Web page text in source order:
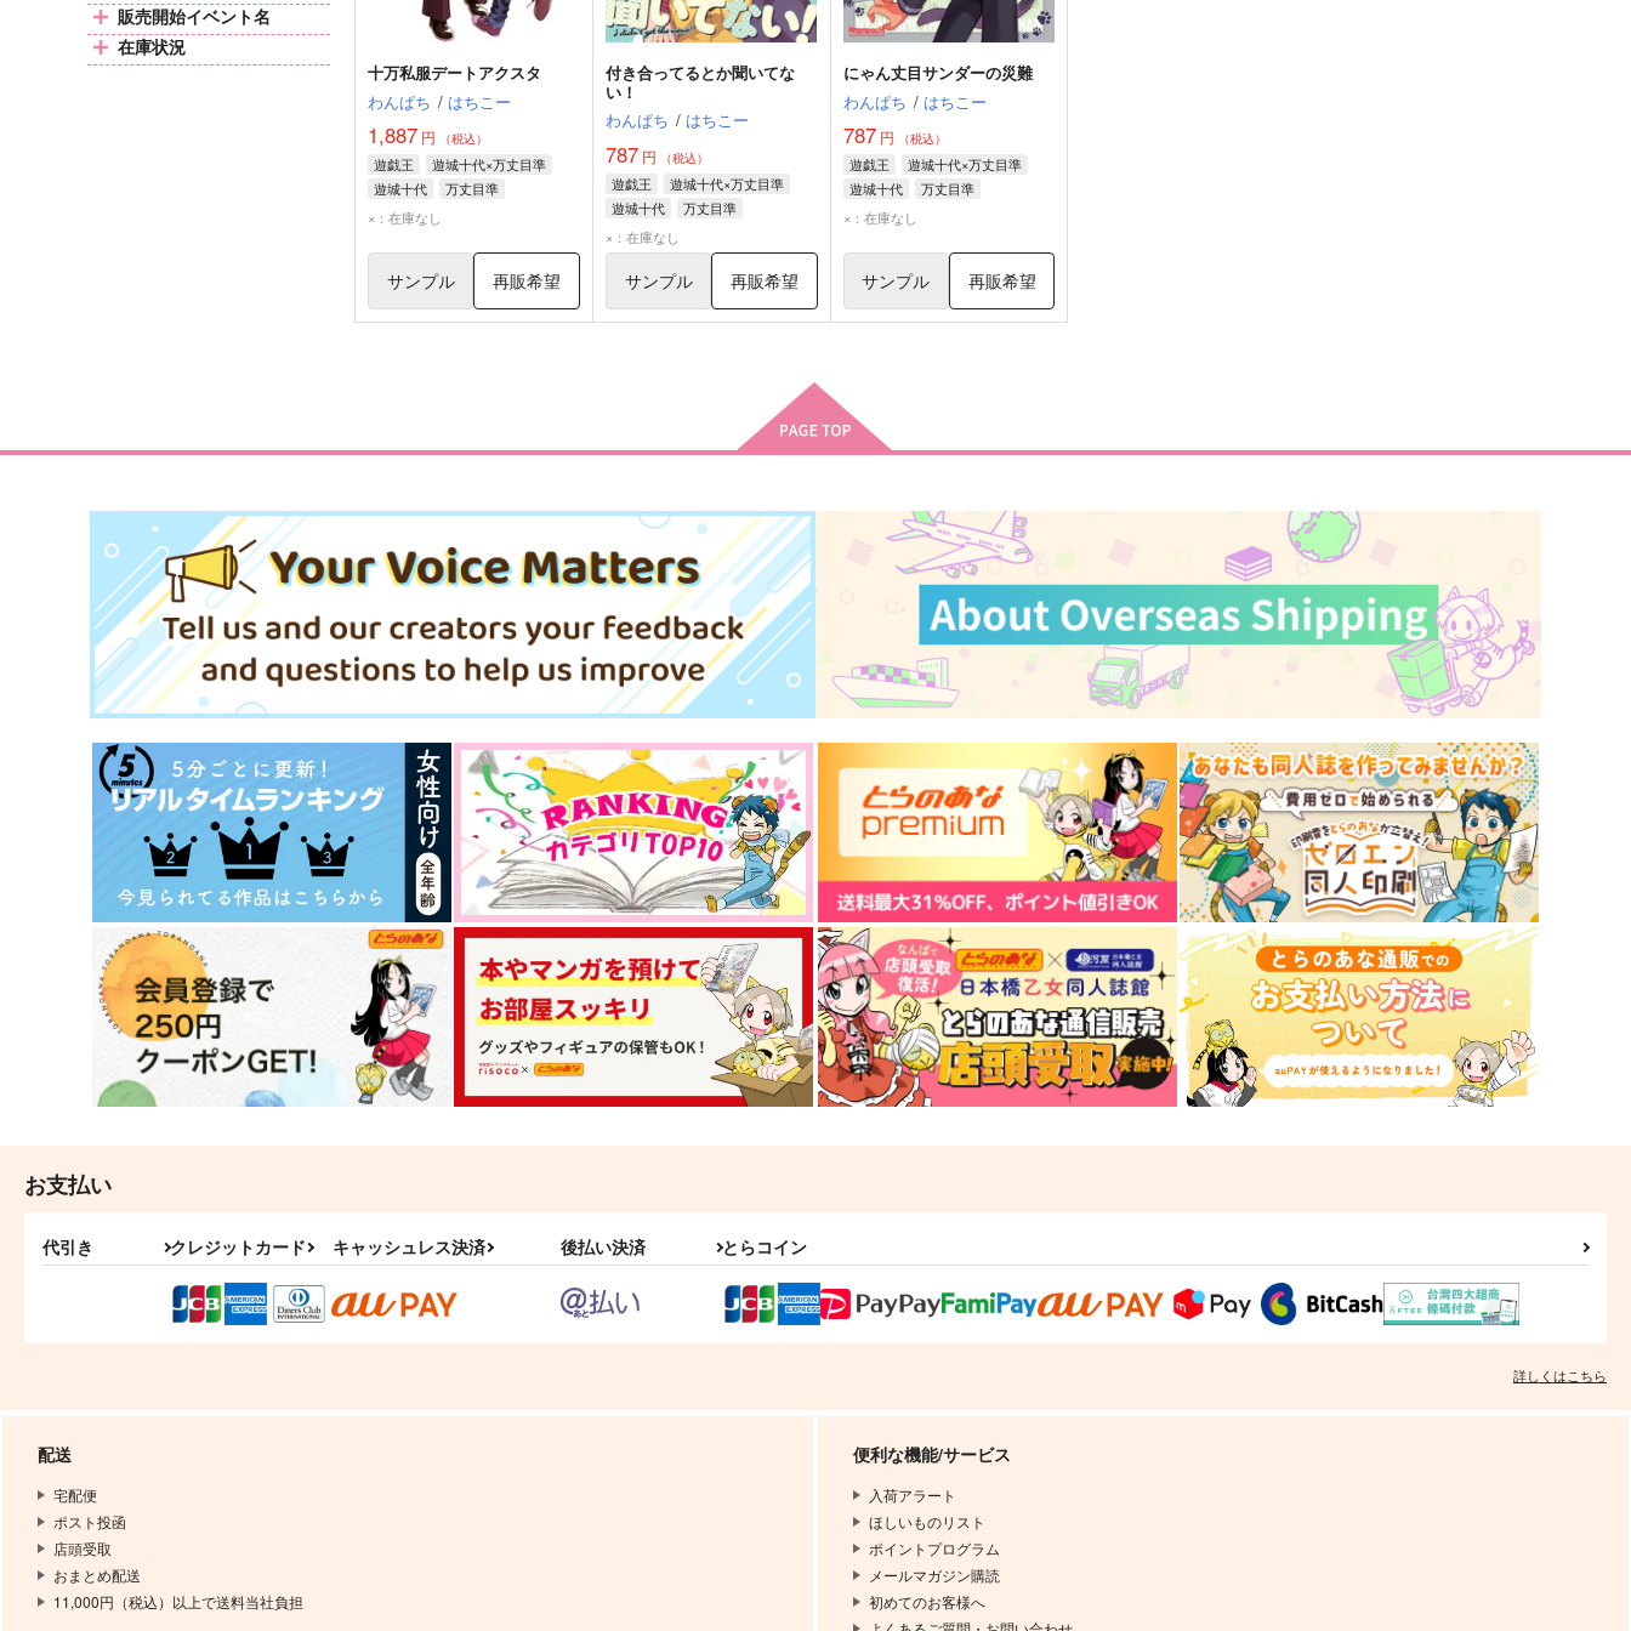
販売開始イベント名
在庫状況
十万私服デートアクスタ
わんぱち / はちこー
1,887 円 （税込）
遊戯王
遊城十代×万丈目準
遊城十代
万丈目準
×：在庫なし
サンプル 再販希望
付き合ってるとか聞いてな
い！
わんぱち / はちこー
787円 （税込）
遊戯王
遊城十代×万丈目準
遊城十代
万丈目準
×：在庫なし
サンプル 再販希望
にゃん丈目サンダーの災難
わんぱち / はちこー
787円 （税込）
遊戯王
遊城十代×万丈目準
遊城十代
万丈目準
×：在庫なし
サンプル 再販希望
お支払い
代引き クレジットカード キャッシュレス決済 後払い決済 とらコイン
詳しくはこちら
配送
宅配便
ポスト投函
店頭受取
おまとめ配送
11,000円（税込）以上で送料当社負担
便利な機能/サービス
入荷アラート
ほしいものリスト
ポイントプログラム
メールマガジン購読
初めてのお客様へ